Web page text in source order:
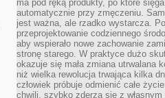
ma pod ręką produkty, po które sięga
automatycznie przy zmęczeniu.
jest ważna, ale rzadko wystarcza.
przeprojektowanie codziennego
aby wspierało nowe zachowanie
stronę starego. W praktyce dużo
okazuje się mała zmiana utrwalana
niż wielka rewolucja trwająca kilka
człowiek próbuje odmienić całe
chwili, szybko zderza się z